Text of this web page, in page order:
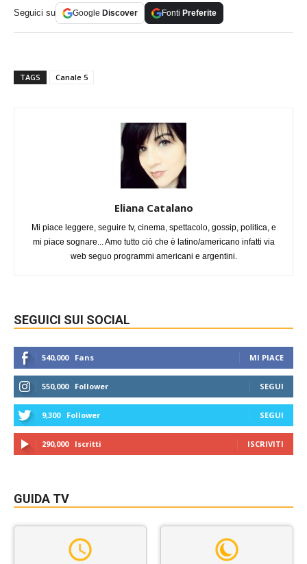
Seguici su Google Discover Fonti Preferite
TAGS Canale 5
Eliana Catalano
Mi piace leggere, seguire tv, cinema, spettacolo, gossip, politica, e
mi piace sognare... Amo tutto ciò che è latino/americano infatti via
web seguo programmi americani e argentini.
SEGUICI SUI SOCIAL
540,000 Fans MI PIACE
550,000 Follower SEGUI
9,300 Follower SEGUI
290,000 Iscritti ISCRIVITI
GUIDA TV